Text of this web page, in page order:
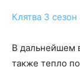
Клятва 3
В дальнейшем
также тепло